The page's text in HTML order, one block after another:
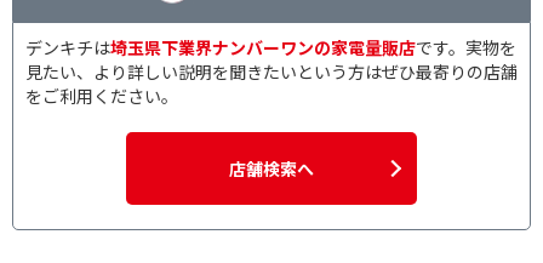
デンキチは埼玉県下業界ナンバーワンの家電量販店です。実物を
見たい、より詳しい説明を聞きたいという方はぜひ最寄りの店舗
をご利用ください。
店舗検索へ